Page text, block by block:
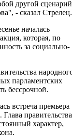
другой сценарий
- сказал Стрелец.
началась
которая, по
за социально-
парламентских
бессрочной.
встреча премьера
правительства
характер,